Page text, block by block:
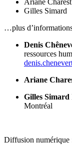
Gilles Simard
…plus
Denis
ressources
Ariane
Gilles Simard
Montréal
Diffusion numérique